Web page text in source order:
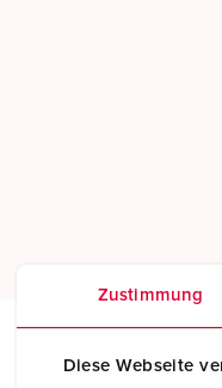
Zustimmung
Diese Webseite